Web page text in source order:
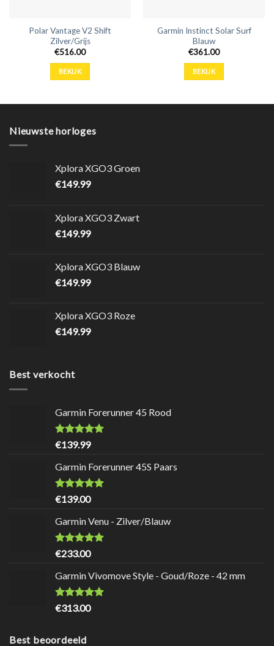
Polar Vantage V2 Shift
Zilver/Grijs
€516.00
BEKIJK
Garmin Instinct Solar Surf
Blauw
€361.00
BEKIJK
Nieuwste horloges
Xplora XGO3 Groen
€149.99
Xplora XGO3 Zwart
€149.99
Xplora XGO3 Blauw
€149.99
Xplora XGO3 Roze
€149.99
Best verkocht
Garmin Forerunner 45 Rood
Waardering
€139.99
Garmin Forerunner 45S Paars
Waardering
€139.00
Garmin Venu - Zilver/Blauw
Waardering
€233.00
Garmin Vivomove Style - Goud/Roze - 42 mm
Waardering
€313.00
Best beoordeeld